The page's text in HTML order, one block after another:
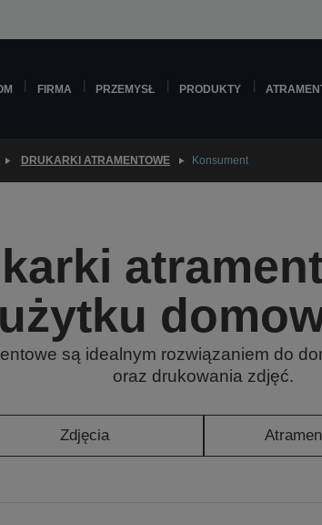
FIRMA PRZEMYSŁ PRODUKTY
DRUKARKI ATRAMENTOWE Konsument
użytku
są idealnym rozwiązaniem do
oraz drukowania zdjęć.
Zdjęcia